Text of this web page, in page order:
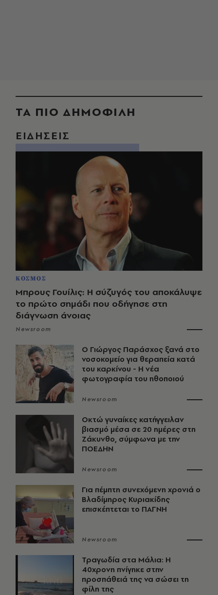
ΤΑ ΠΙΟ ΔΗΜΟΦΙΛΗ
ΕΙΔΗΣΕΙΣ
ΚΟΣΜΟΣ
Μπρους Γουίλις: Η σύζυγός του αποκάλυψε
το πρώτο σημάδι που οδήγησε στη
διάγνωση άνοιας
Newsroom
O Γιώργος Παράσχος ξανά στο
νοσοκομείο για θεραπεία κατά
του καρκίνου - Η νέα
φωτογραφία του ηθοποιού
Newsroom
Οκτώ γυναίκες κατήγγειλαν
βιασμό μέσα σε 20 ημέρες στη
Ζάκυνθο, σύμφωνα με την
ΠΟΕΔΗΝ
Newsroom
Για πέμπτη συνεχόμενη χρονιά ο
Βλαδίμηρος Κυριακίδης
επισκέπτεται το ΠΑΓΝΗ
Newsroom
Τραγωδία στα Μάλια: Η
40χρονη πνίγηκε στην
προσπάθειά της να σώσει τη
φίλη της